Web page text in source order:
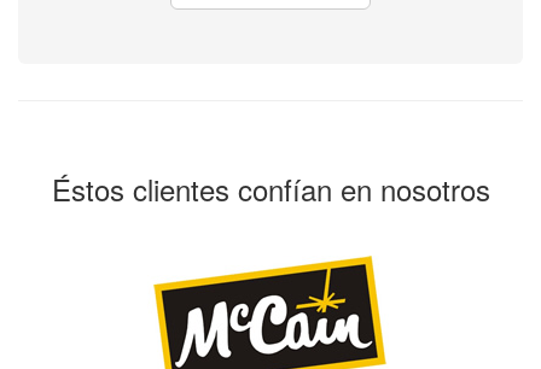
Éstos clientes confían en nosotros